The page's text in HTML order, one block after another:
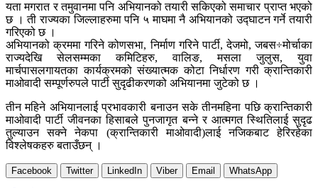
यता मगरात र तमुवानमा पनि अभियानको तयारी सकिएको समाचार प्राप्त भएको
छ । ती राज्यका जिल्लाहरुमा पनि ५ माघमा नै अभियानको उद्घाटन गर्ने तयारी
गरिएको छ ।
अभियानको क्रममा गरिने कोणसभा, निर्माण गरिने पार्टी, देजमो, जबस÷मोर्चाका
राज्यदेखि सेलसम्मका कमिटिहरु, वालिङ, मसला जुलुस, युवा
मार्चपासलगायतका कार्यक्रमको संख्यात्मक कोटा निर्धारण गरी क्रान्तिकारी
माओवादी सम्पूर्णरुपले पार्टी सुदृढीकरणको अभियानमा जुटेको छ ।
तीन महिने अभियानलाई प्रभावकारी बनाउन सके तीनमहिना पछि क्रान्तिकारी
माओवादी पार्टी जीवनका हिसाबले पुनजागृत बन्ने र आत्मगत स्थितिलाई सुदृढ
तुल्याउन सक्ने नेकपा (क्रान्तिकारी माओवादी)लाई नजिकबाट हेरिरहेका
विश्लेषकहरु बताउँछन् ।
Facebook Twitter LinkedIn Viber Email WhatsApp